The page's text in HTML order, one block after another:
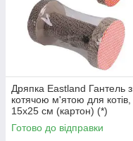
Дряпка Eastland Гантель з
котячою м'ятою для котів,
15x25 см (картон) (*)
Готово до відправки